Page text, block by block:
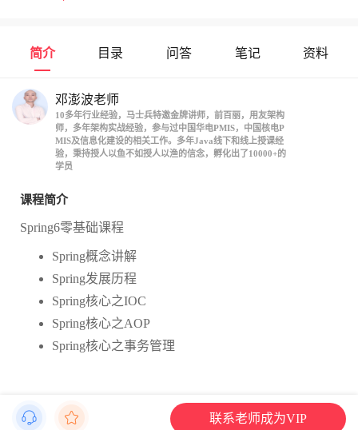
简介 目录 问答 笔记 资料
邓澎波老师
10多年行业经验，马士兵特邀金牌讲师，前百丽，用友架构
师，多年架构实战经验，参与过中国华电PMIS，中国核电P
MIS及信息化建设的相关工作。多年Java线下和线上授课经
验，秉持授人以鱼不如授人以渔的信念，孵化出了10000+的
学员
课程简介
Spring6零基础课程
Spring概念讲解
Spring发展历程
Spring核心之IOC
Spring核心之AOP
Spring核心之事务管理
联系老师成为VIP